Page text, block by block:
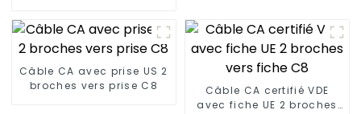
Câble CA avec prise US 2
broches vers prise C8
Câble CA certifié VDE
avec fiche UE 2 broches